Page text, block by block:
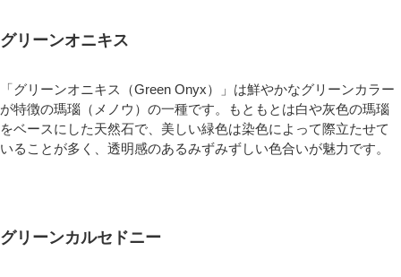
グリーンオニキス
「グリーンオニキス（Green Onyx）」は鮮やかなグリーンカラー
が特徴の瑪瑙（メノウ）の一種です。もともとは白や灰色の瑪瑙
をベースにした天然石で、美しい緑色は染色によって際立たせて
いることが多く、透明感のあるみずみずしい色合いが魅力です。
グリーンカルセドニー